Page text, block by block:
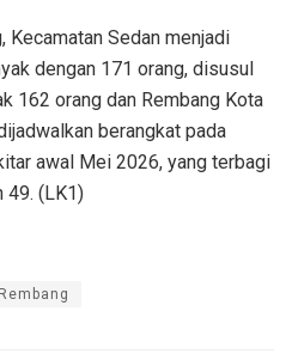
Kecamatan Sedan menjadi
dengan 171 orang, disusul
162 orang dan Rembang Kota
berangkat pada
awal Mei 2026, yang terbagi
49. (LK1)